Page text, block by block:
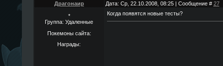
Драгонаир Дата: Ср, 22.10.2008, 08:25 | Сообщение # 27
*
Группа: Удаленные
Покемоны сайта:
Награды:
Когда появятся новые тесты?